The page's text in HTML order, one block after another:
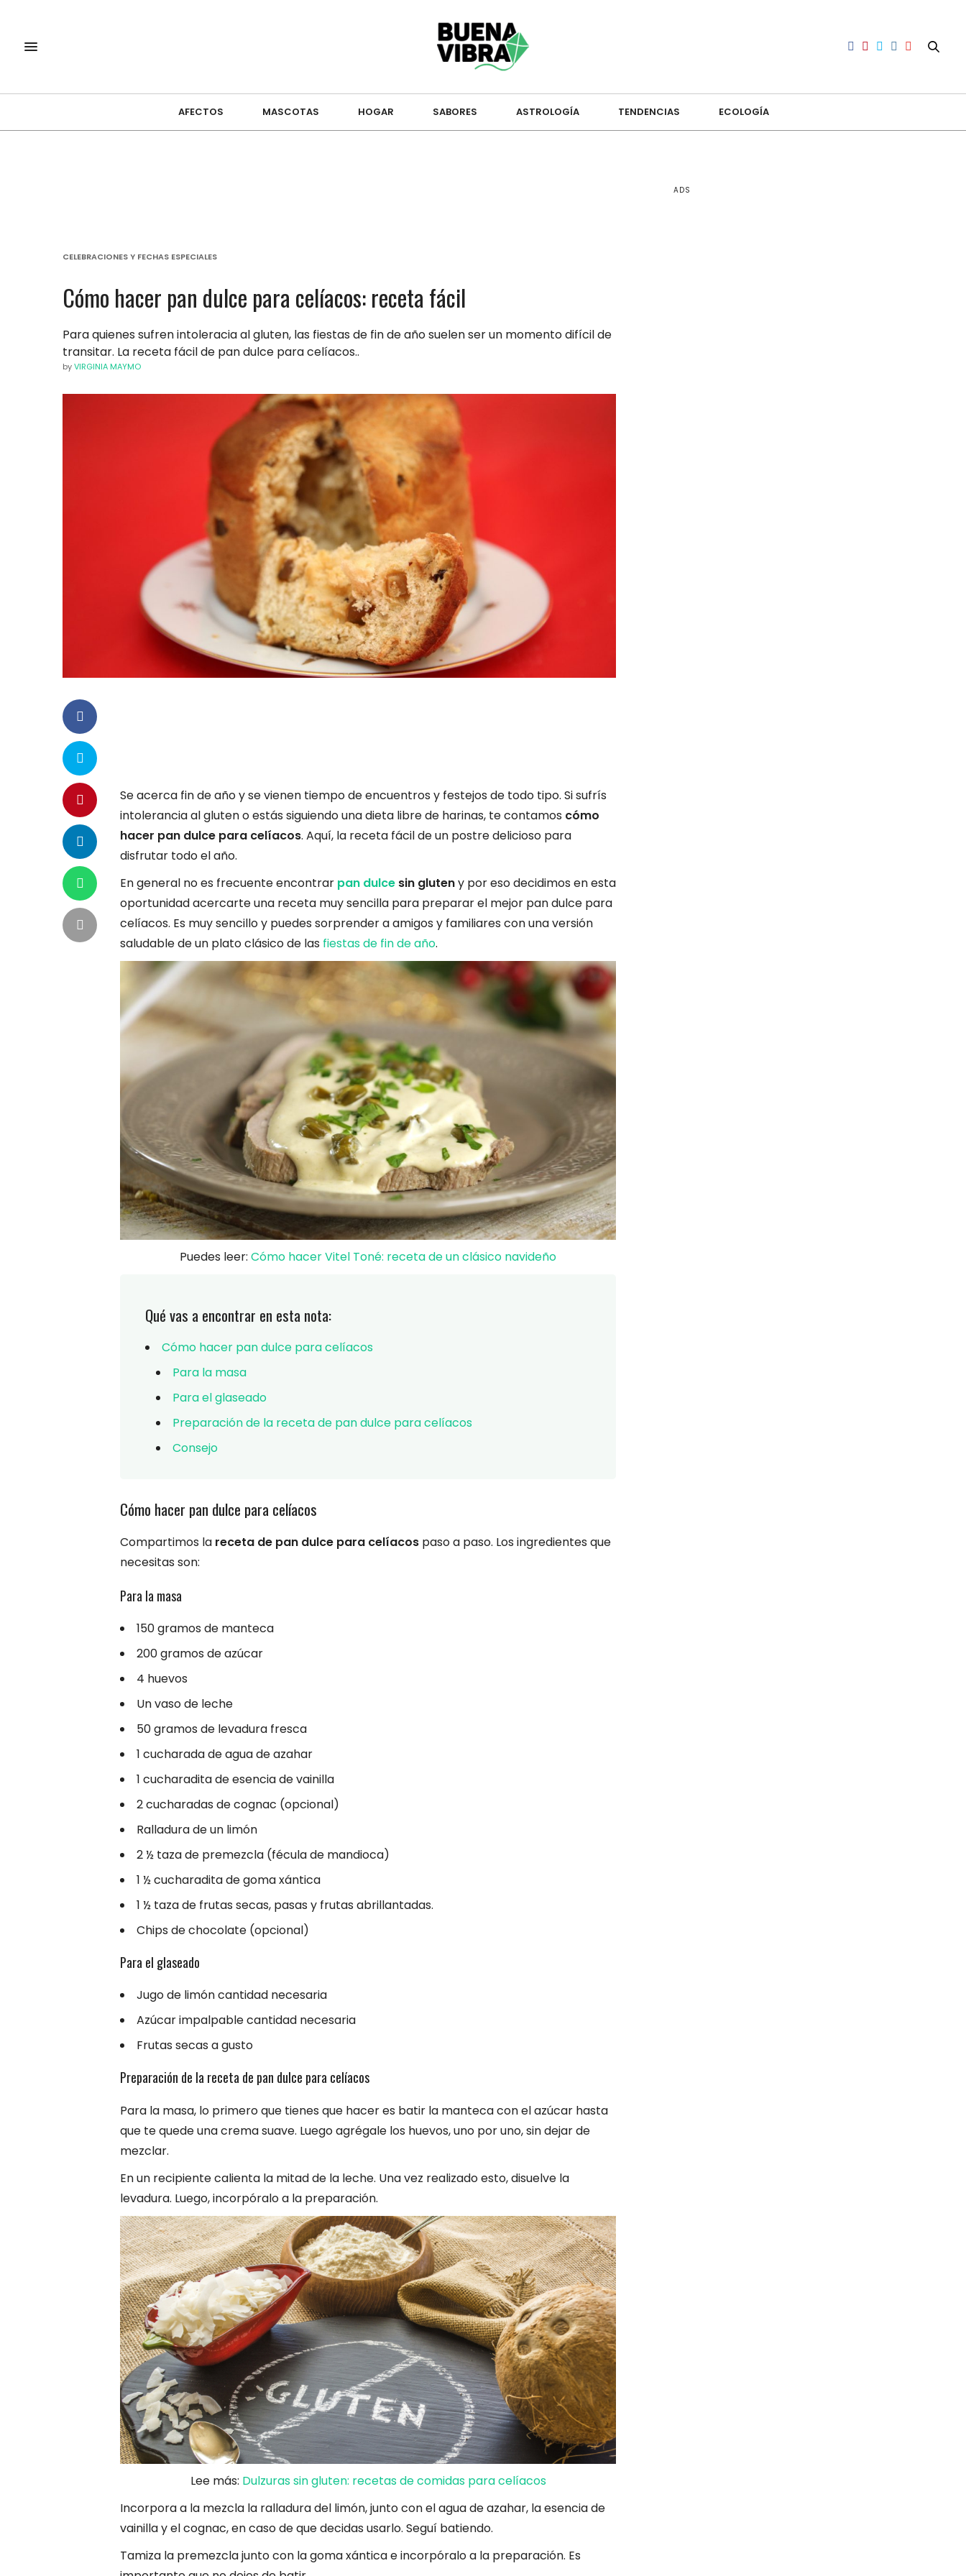
AFECTOS MASCOTAS HOGAR SABORES ASTROLOGÍA TENDENCIAS ECOLOGÍA
CELEBRACIONES Y FECHAS ESPECIALES
Cómo hacer pan dulce para celíacos: receta fácil
Para quienes sufren intoleracia al gluten, las fiestas de fin de año suelen ser un momento difícil de
transitar. La receta fácil de pan dulce para celíacos..
byVIRGINIA MAYMO
Se acerca fin de año y se vienen tiempo de encuentros y festejos de todo tipo. Si sufrís
intolerancia al gluten o estás siguiendo una dieta libre de harinas, te contamos cómo
hacer pan dulce para celíacos. Aquí, la receta fácil de un postre delicioso para
disfrutar todo el año.
En general no es frecuente encontrar pan dulce sin gluteny por eso decidimos en esta
oportunidad acercarte una receta muy sencilla para preparar el mejor pan dulce para
celíacos. Es muy sencillo y puedes sorprender a amigos y familiares con una versión
saludable de un plato clásico de las fiestas de fin de año.
Puedes leer: Cómo hacer Vitel Toné: receta de un clásico navideño
Qué vas a encontrar en esta nota:
Cómo hacer pan dulce para celíacos
Para la masa
Para el glaseado
Preparación de la receta de pan dulce para celíacos
Consejo
Cómo hacer pan dulce para celíacos
Compartimos la receta de pan dulce para celíacos paso a paso. Los ingredientes que
necesitas son:
Para la masa
150 gramos de manteca
200 gramos de azúcar
4 huevos
Un vaso de leche
50 gramos de levadura fresca
1 cucharada de agua de azahar
1 cucharadita de esencia de vainilla
2 cucharadas de cognac (opcional)
Ralladura de un limón
2 ½ taza de premezcla (fécula de mandioca)
1 ½ cucharadita de goma xántica
1 ½ taza de frutas secas, pasas y frutas abrillantadas.
Chips de chocolate (opcional)
Para el glaseado
Jugo de limón cantidad necesaria
Azúcar impalpable cantidad necesaria
Frutas secas a gusto
Preparación de la receta de pan dulce para celíacos
Para la masa, lo primero que tienes que hacer es batir la manteca con el azúcar hasta
que te quede una crema suave. Luego agrégale los huevos, uno por uno, sin dejar de
mezclar.
En un recipiente calienta la mitad de la leche. Una vez realizado esto, disuelve la
levadura. Luego, incorpóralo a la preparación.
Lee más: Dulzuras sin gluten: recetas de comidas para celíacos
Incorpora a la mezcla la ralladura del limón, junto con el agua de azahar, la esencia de
vainilla y el cognac, en caso de que decidas usarlo. Seguí batiendo.
Tamiza la premezcla junto con la goma xántica e incorpóralo a la preparación. Es
ADS